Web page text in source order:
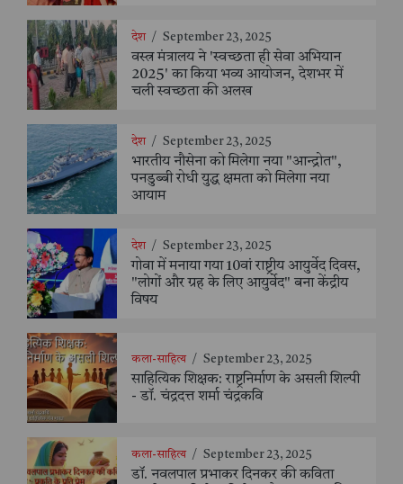
देश / September 23, 2025
वस्त्र मंत्रालय ने 'स्वच्छता ही सेवा अभियान
2025' का किया भव्य आयोजन, देशभर में
चली स्वच्छता की अलख
देश / September 23, 2025
भारतीय नौसेना को मिलेगा नया "आन्द्रोत",
पनडुब्बी रोधी युद्ध क्षमता को मिलेगा नया
आयाम
देश / September 23, 2025
गोवा में मनाया गया 10वां राष्ट्रीय आयुर्वेद दिवस,
"लोगों और ग्रह के लिए आयुर्वेद" बना केंद्रीय
विषय
कला-साहित्य / September 23, 2025
साहित्यिक शिक्षक: राष्ट्रनिर्माण के असली शिल्पी
- डॉ. चंद्रदत्त शर्मा चंद्रकवि
कला-साहित्य / September 23, 2025
डॉ. नवलपाल प्रभाकर दिनकर की कविता